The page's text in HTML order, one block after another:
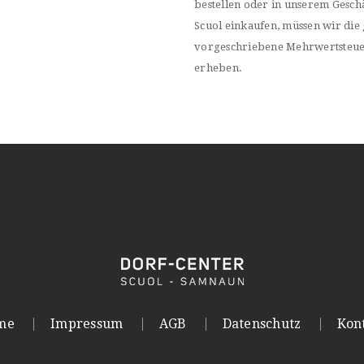
bestellen oder in unserem
Scuol einkaufen, müssen wir die
vorgeschriebene
erheben.
Impressum AGB Datenschutz